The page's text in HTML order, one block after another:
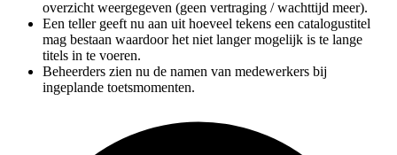
overzicht weergegeven (geen vertraging / wachttijd meer).
Een teller geeft nu aan uit hoeveel tekens een catalogustitel
mag bestaan waardoor het niet langer mogelijk is te lange
titels in te voeren.
Beheerders zien nu de namen van medewerkers bij
ingeplande toetsmomenten.